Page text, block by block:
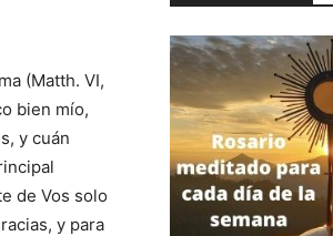
(Matth. VI,
bien mío,
y cuán
de Vos solo
y para